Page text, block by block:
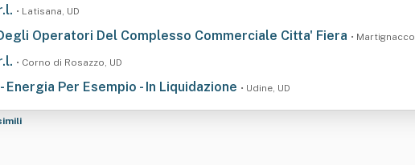
• Latisana, UD
Operatori Del Complesso Commerciale Citta' Fiera •
• Corno di Rosazzo, UD
Energia Per Esempio - In Liquidazione • Udine, UD